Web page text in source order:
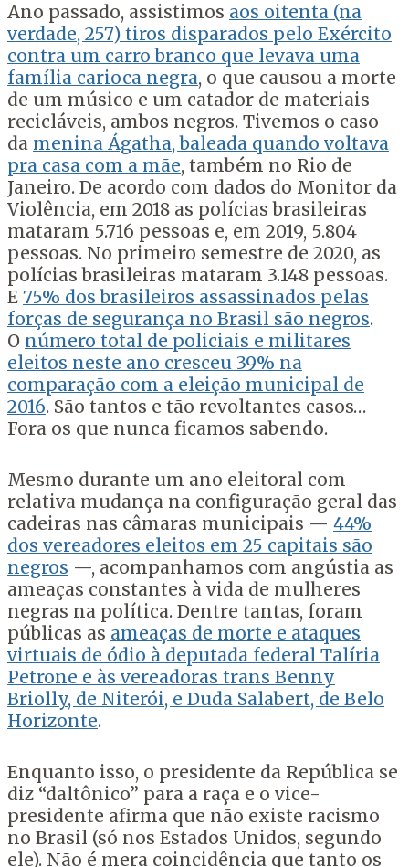
Ano passado, assistimos aos oitenta (na
verdade, 257) tiros disparados pelo Exército
contra um carro branco que levava uma
família carioca negra, o que causou a morte
de um músico e um catador de materiais
recicláveis, ambos negros. Tivemos o caso
da menina Ágatha, baleada quando voltava
pra casa com a mãe, também no Rio de
Janeiro. De acordo com dados do Monitor da
Violência, em 2018 as polícias brasileiras
mataram 5.716 pessoas e, em 2019, 5.804
pessoas. No primeiro semestre de 2020, as
polícias brasileiras mataram 3.148 pessoas.
E 75% dos brasileiros assassinados pelas
forças de segurança no Brasil são negros.
O número total de policiais e militares
eleitos neste ano cresceu 39% na
comparação com a eleição municipal de
2016. São tantos e tão revoltantes casos…
Fora os que nunca ficamos sabendo.
Mesmo durante um ano eleitoral com
relativa mudança na configuração geral das
cadeiras nas câmaras municipais — 44%
dos vereadores eleitos em 25 capitais são
negros —, acompanhamos com angústia as
ameaças constantes à vida de mulheres
negras na política. Dentre tantas, foram
públicas as ameaças de morte e ataques
virtuais de ódio à deputada federal Talíria
Petrone e às vereadoras trans Benny
Briolly, de Niterói, e Duda Salabert, de Belo
Horizonte.
Enquanto isso, o presidente da República se
diz “daltônico” para a raça e o vice-
presidente afirma que não existe racismo
no Brasil (só nos Estados Unidos, segundo
ele). Não é mera coincidência que tanto os